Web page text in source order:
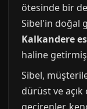
ötesinde bir
Sibel'in doğal
Kalkandere
haline
Sibel,
dürüst ve